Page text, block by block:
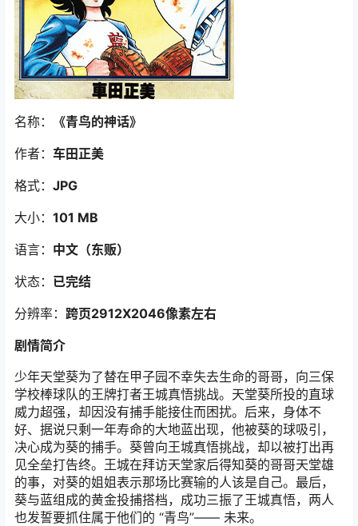
名称： 《青鸟的神话》
作者： 车田正美
格式： JPG
大小： 101 MB
语言： 中文（东贩）
状态： 已完结
分辨率： 跨页2912X2046像素左右
剧情简介
少年天堂葵为了替在甲子园不幸失去生命的哥哥，向三保
学校棒球队的王牌打者王城真悟挑战。天堂葵所投的直球
威力超强，却因没有捕手能接住而困扰。后来，身体不
好、据说只剩一年寿命的大地蓝出现，他被葵的球吸引，
决心成为葵的捕手。葵曾向王城真悟挑战，却以被打出再
见全垒打告终。王城在拜访天堂家后得知葵的哥哥天堂雄
的事，对葵的姐姐表示那场比赛输的人该是自己。最后，
葵与蓝组成的黄金投捕搭档，成功三振了王城真悟，两人
也发誓要抓住属于他们的 “青鸟”—— 未来。